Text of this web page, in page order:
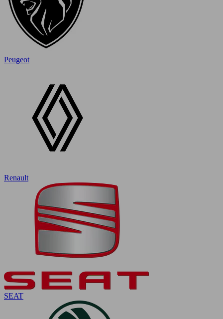
Peugeot
Renault
SEAT